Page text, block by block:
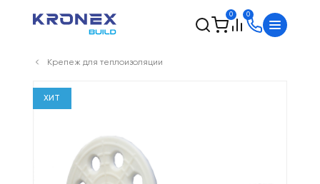
0 0
Крепеж для теплоизоляции
ХИТ